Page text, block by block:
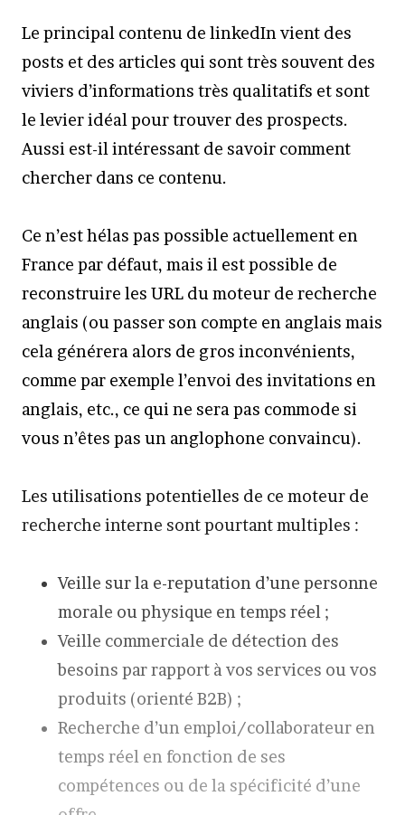
Le principal contenu de linkedIn vient des
posts et des articles qui sont très souvent des
viviers d’informations très qualitatifs et sont
le levier idéal pour trouver des prospects.
Aussi est-il intéressant de savoir comment
chercher dans ce contenu.
Ce n’est hélas pas possible actuellement en
France par défaut, mais il est possible de
reconstruire les URL du moteur de recherche
anglais (ou passer son compte en anglais mais
cela générera alors de gros inconvénients,
comme par exemple l’envoi des invitations en
anglais, etc., ce qui ne sera pas commode si
vous n’êtes pas un anglophone convaincu).
Les utilisations potentielles de ce moteur de
recherche interne sont pourtant multiples :
Veille sur la e-reputation d’une personne
morale ou physique en temps réel ;
Veille commerciale de détection des
besoins par rapport à vos services ou vos
produits (orienté B2B) ;
Recherche d’un emploi/collaborateur en
temps réel en fonction de ses
compétences ou de la spécificité d’une